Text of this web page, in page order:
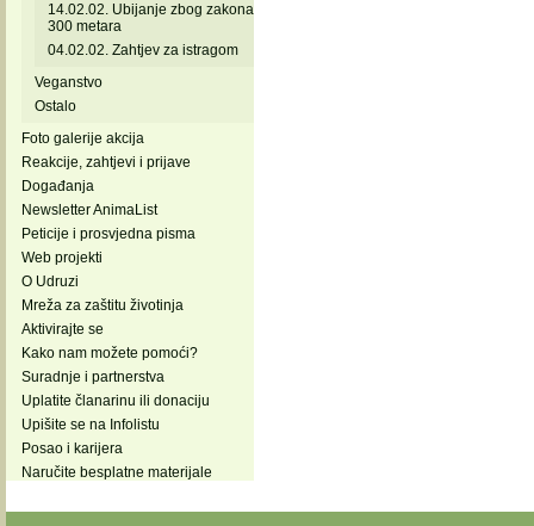
14.02.02. Ubijanje zbog zakona
300 metara
04.02.02. Zahtjev za istragom
Veganstvo
Ostalo
Foto galerije akcija
Reakcije, zahtjevi i prijave
Događanja
Newsletter AnimaList
Peticije i prosvjedna pisma
Web projekti
O Udruzi
Mreža za zaštitu životinja
Aktivirajte se
Kako nam možete pomoći?
Suradnje i partnerstva
Uplatite članarinu ili donaciju
Upišite se na Infolistu
Posao i karijera
Naručite besplatne materijale